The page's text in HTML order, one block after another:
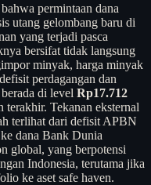
permintaan dana
utang gelombang baru di
yang terjadi pasca
bersifat tidak langsung
minyak, harga minyak
perdagangan dan
di level Rp17.712
terakhir. Tekanan eksternal
terlihat dari defisit APBN
dana Bank Dunia
global, yang berpotensi
Indonesia, terutama jika
ke aset safe haven.